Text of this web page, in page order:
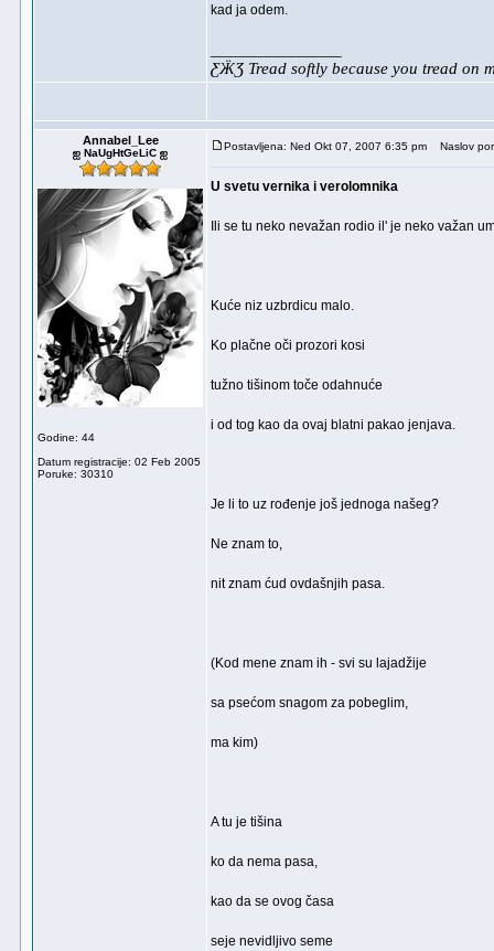
kad ja odem.
ƸӜƷ Tread softly because you tread on
Annabel_Lee
ஐ NaUgHtGeLiC ஐ
Godine: 44
Datum registracije: 02 Feb 2005
Poruke: 30310
Postavljena: Ned Okt 07, 2007 6:35 pm Naslov
U svetu vernika i verolomnika
Ili se tu neko nevažan rodio il' je neko važan
Kuće niz uzbrdicu malo.
Ko plačne oči prozori kosi
tužno tišinom toče odahnuće
i od tog kao da ovaj blatni pakao jenjava.
Je li to uz rođenje još jednoga našeg?
Ne znam to,
nit znam ćud ovdašnjih pasa.
(Kod mene znam ih - svi su lajadžije
sa psećom snagom za pobeglim,
ma kim)
A tu je tišina
ko da nema pasa,
kao da se ovog časa
seje nevidljivo seme